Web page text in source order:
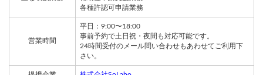
各種許認可申請業務
営業時間
平日：9:00〜18:00
事前予約で土日祝・夜間も対応可能です。
24時間受付のメール問い合わせもあわせてご利用下
さい。